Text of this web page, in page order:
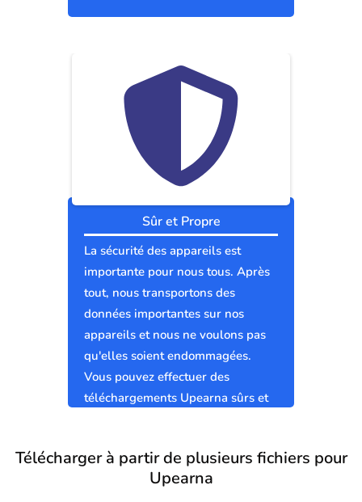
Sûr et Propre
La sécurité des appareils est
importante pour nous tous. Après
tout, nous transportons des
données importantes sur nos
appareils et nous ne voulons pas
qu'elles soient endommagées.
Vous pouvez effectuer des
téléchargements Upearna sûrs et
Télécharger à partir de plusieurs fichiers pour
Upearna